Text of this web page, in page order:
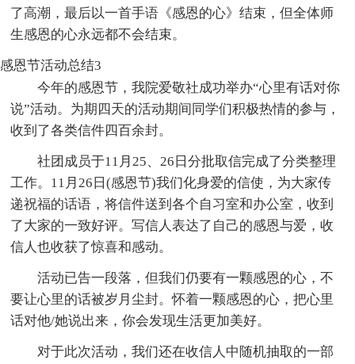
了高潮，最后以一首手语《感恩的心》结束，但全体师
生感恩的心永远都不会结束。
感恩节活动总结3
今年的感恩节，我院爱敬社成功举办“心里有话对你
说”活动。为期四天的活动期间同学们积极热情的参与，
收到了各类信件四百余封。
社团成员于11月25、26日分批取信完成了分类整理
工作。11月26日(感恩节)我们化身爱的信使，为大家传
递祝福的话语，将信件送到各个自习室和办公室，收到
了大家的一致好评。写信人表达了自己的感恩与爱，收
信人也收获了惊喜和感动。
活动已告一段落，但我们仍要有一颗感恩的心，不
要让心里的话被岁月尘封。怀着一颗感恩的心，把心里
话对他/她说出来，你会发现生活更加美好。
对于此次活动，我们还在收信人中随机抽取的一部